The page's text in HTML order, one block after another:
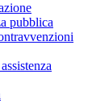
pubblica